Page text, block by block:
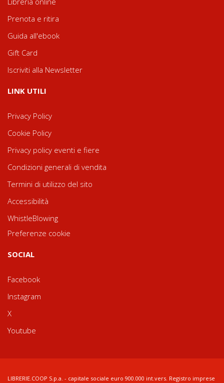
Prenota e ritira
Guida all'ebook
Gift Card
Iscriviti alla Newsletter
LINK UTILI
Privacy Policy
Cookie Policy
Privacy policy eventi e fiere
Condizioni generali di vendita
Termini di utilizzo del sito
Accessibilità
WhistleBlowing
Preferenze cookie
SOCIAL
Facebook
Instagram
X
Youtube
LIBRERIE.COOP S.p.a. - capitale sociale euro 900.000 int.vers. Registro imprese